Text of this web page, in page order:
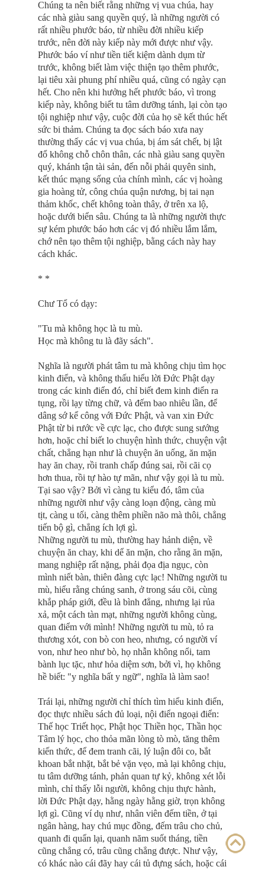
Chúng ta nên biết rằng những vị vua chúa, hay
các nhà giàu sang quyền quý, là những người có
rất nhiều phước báo, từ nhiều đời nhiều kiếp
trước, nên đời này kiếp này mới được như vậy.
Phước báo ví như tiền tiết kiệm dành dụm từ
trước, không biết làm việc thiện tạo thêm phước,
lại tiêu xài phung phí nhiều quá, cũng có ngày cạn
hết. Cho nên khi hưởng hết phước báo, vì trong
kiếp này, không biết tu tâm dưỡng tánh, lại còn tạo
tội nghiệp như vậy, cuộc đời của họ sẽ kết thúc hết
sức bi thảm. Chúng ta đọc sách báo xưa nay
thường thấy các vị vua chúa, bị ám sát chết, bị lật
đổ không chỗ chôn thân, các nhà giàu sang quyền
quý, khánh tận tài sản, đến nỗi phải quyên sinh,
kết thúc mạng sống của chính mình, các vị hoàng
gia hoàng tử, công chúa quận nương, bị tai nạn
thảm khốc, chết không toàn thây, ở trên xa lộ,
hoặc dưới biển sâu. Chúng ta là những người thực
sự kém phước báo hơn các vị đó nhiều lắm lắm,
chớ nên tạo thêm tội nghiệp, bằng cách này hay
cách khác.
* *
Chư Tổ có dạy:
"Tu mà không học là tu mù.
Học mà không tu là đãy sách".
Nghĩa là người phát tâm tu mà không chịu tìm học
kinh điển, và không thấu hiểu lời Ðức Phật dạy
trong các kinh điển đó, chỉ biết đem kinh điển ra
tụng, rồi lạy từng chữ, và đếm bao nhiêu lần, để
dâng sớ kể công với Ðức Phật, và van xin Ðức
Phật từ bi rước về cực lạc, cho được sung sướng
hơn, hoặc chỉ biết lo chuyện hình thức, chuyện vật
chất, chẳng hạn như là chuyện ăn uống, ăn mặn
hay ăn chay, rồi tranh chấp đúng sai, rồi cãi cọ
hơn thua, rồi tự hào tự mãn, như vậy gọi là tu mù.
Tại sao vậy? Bởi vì càng tu kiểu đó, tâm của
những người như vậy càng loạn động, càng mù
tịt, càng u tối, càng thêm phiền não mà thôi, chẳng
tiến bộ gì, chẳng ích lợi gì.
Những người tu mù, thường hay hảnh diện, về
chuyện ăn chay, khi dể ăn mặn, cho rằng ăn mặn,
mang nghiệp rất nặng, phải đọa địa ngục, còn
mình niết bàn, thiên đàng cực lạc! Những người tu
mù, hiểu rằng chúng sanh, ở trong sáu cõi, cùng
khắp pháp giới, đều là bình đẳng, nhưng lại rủa
xả, một cách tàn mạt, những người không cùng,
quan điểm với mình! Những người tu mù, tỏ ra
thương xót, con bò con heo, nhưng, có người ví
von, như heo như bò, họ nhẫn không nổi, tam
bành lục tặc, như hỏa diệm sơn, bởi vì, họ không
hề biết: "y nghĩa bất y ngữ", nghĩa là làm sao!
Trái lại, những người chỉ thích tìm hiểu kinh điển,
đọc thực nhiều sách đủ loại, nội điển ngoại điển:
Thế học Triết học, Phật học Thiền học, Thần học
Tâm lý học, cho thỏa mãn lòng tò mò, tăng thêm
kiến thức, để đem tranh cãi, lý luận đôi co, bắt
khoan bắt nhặt, bắt bẻ vặn vẹo, mà lại không chịu,
tu tâm dưỡng tánh, phản quan tự kỷ, không xét lỗi
mình, chỉ thấy lỗi người, không chịu thực hành,
lời Ðức Phật dạy, hằng ngày hằng giờ, trọn không
lợi gì. Cũng ví dụ như, nhân viên đếm tiền, ở tại
ngân hàng, hay chú mục đồng, đếm trâu cho chủ,
quanh đi quẩn lại, quanh năm suốt tháng, tiền
cũng chẳng có, trâu cũng chẳng được. Như vậy,
có khác nào cái đãy hay cái tủ đựng sách, hoặc cái